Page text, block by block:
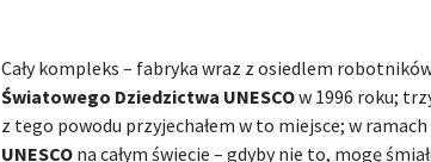
Cały kompleks – fabryka wraz z osiedlem
Światowego Dziedzictwa UNESCOw 1996 roku;
z tego powodu przyjechałem w to miejsce; w
UNESCO na całym świecie – gdyby nie to, mogę